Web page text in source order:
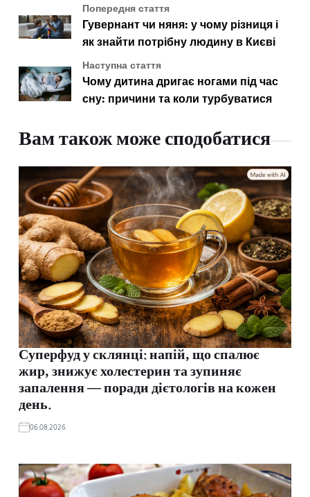
Попередня стаття
Гувернант чи няня: у чому різниця і
як знайти потрібну людину в Києві
Наступна стаття
Чому дитина дригає ногами під час
сну: причини та коли турбуватися
Вам також може сподобатися
Суперфуд у склянці: напій, що спалює
жир, знижує холестерин та зупиняє
запалення — поради дієтологів на кожен
день.
06.08.2026